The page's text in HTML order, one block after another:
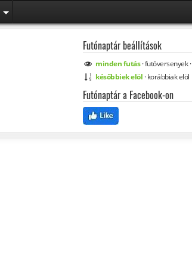
Futónaptár beállítások
mindenfutás·futóversenyek·
későbbiek elöl ·korábbiak elöl
Futónaptár a Facebook-on